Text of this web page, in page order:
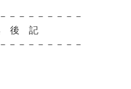
－－－－－－－－
記
－－－－－－－－